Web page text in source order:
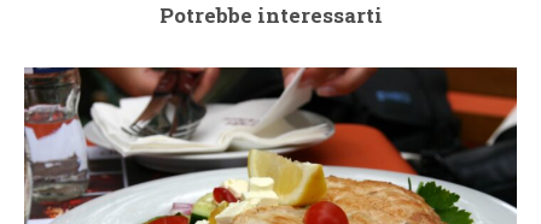
Potrebbe interessarti